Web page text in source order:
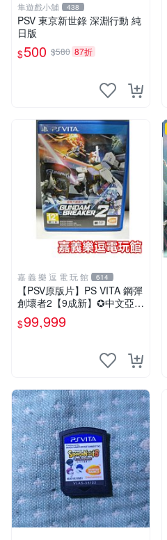
隼遊戲小舖 438
PSV 東京新世錄 深淵行動 純
日版
$500 $580 87折
嘉 義 樂 逗 電 玩 館 614
【PSV原版片】PS VITA 鋼彈
創壞者2【9成新】✪中文亞版
中古二手✪嘉義樂逗電玩館
$99,999